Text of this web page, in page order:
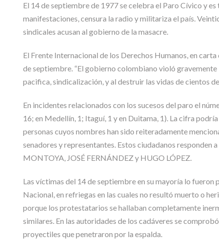
El 14 de septiembre de 1977 se celebra el Paro Cívico y
manifestaciones, censura la radio y militariza el país.
sindicales acusan al gobierno de la masacre.
El Frente Internacional de los Derechos Humanos, en
de septiembre. “El gobierno colombiano violó
pacifica, sindicalización, y al destruir las vidas de cientos
En incidentes relacionados con los sucesos del paro el
16; en Medellín, 1; Itaguí, 1 y en Duitama, 1). La cifra
personas cuyos nombres han sido reiteradamente
senadores y representantes. Estos ciudadanos responden
MONTOYA, JOSÉ FERNÁNDEZ y HUGO LÓPEZ.
Las víctimas del 14 de septiembre en su mayoría lo
Nacional, en refriegas en las cuales no resultó muerto o
porque los protestatarios se hallaban completamente
similares. En las autoridades de los cadáveres se
proyectiles que penetraron por la espalda.